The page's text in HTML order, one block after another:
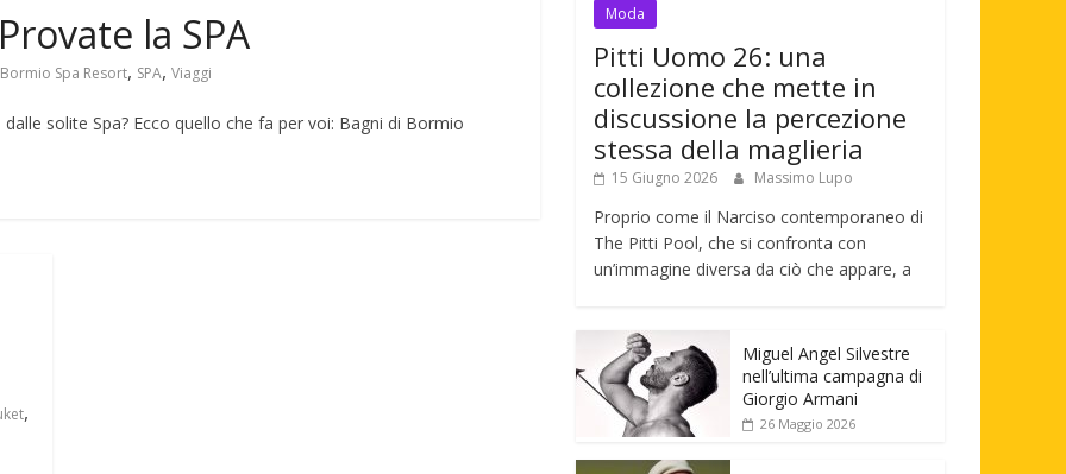
la SPA
Spa Resort, SPA, Viaggi
solite Spa? Ecco quello che fa per voi: Bagni di Bormio
,
Moda
Pitti Uomo 26: una
collezione che mette in
discussione la percezione
stessa della maglieria
15 Giugno 2026 Massimo Lupo
Proprio come il Narciso contemporaneo di
The Pitti Pool, che si confronta con
un’immagine diversa da ciò che appare, a
Miguel Angel Silvestre
nell’ultima campagna di
Giorgio Armani
26 Maggio 2026